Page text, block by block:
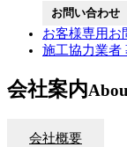
お問い合わせ
お客様専用お
施工協力業者
会社案内
会社概要